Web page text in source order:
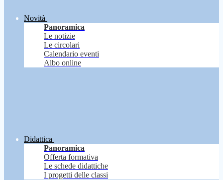
Novità
Panoramica
Le notizie
Le circolari
Calendario eventi
Albo online
Didattica
Panoramica
Offerta formativa
Le schede didattiche
I progetti delle classi